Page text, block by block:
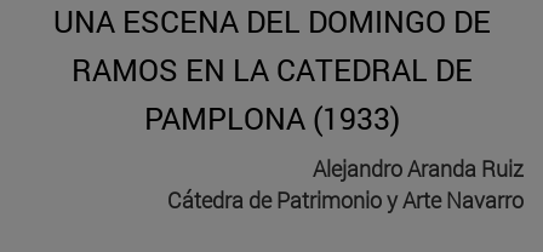
UNA ESCENA DEL DOMINGO DE
RAMOS EN LA CATEDRAL DE
PAMPLONA (1933)
Alejandro Aranda Ruiz
Cátedra de Patrimonio y Arte Navarro